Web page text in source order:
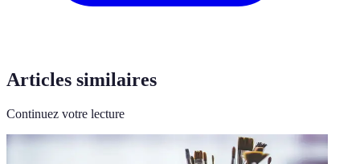
Articles similaires
Continuez votre lecture